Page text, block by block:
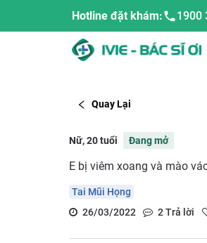
Hotline đặt khám: 1900
Quay Lại
Nữ, 20 tuổi Đang mở
E bị viêm xoang và mào
Tai Mũi Họng
26/03/2022
2Trả lời